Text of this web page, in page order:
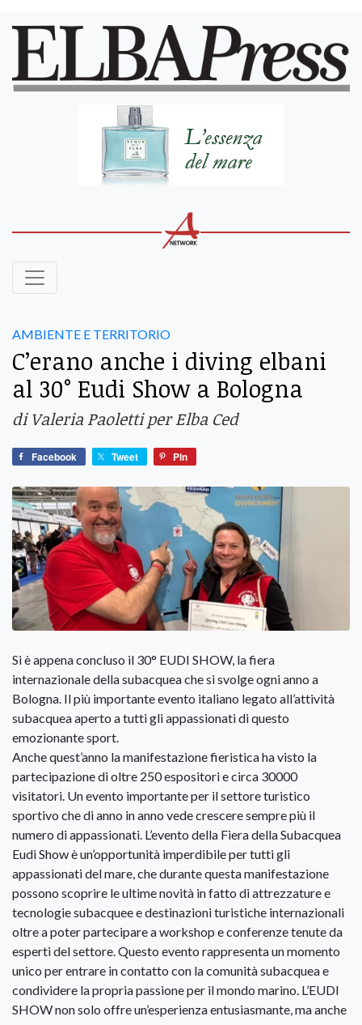
AMBIENTE E TERRITORIO
C’erano anche i diving elbani
al 30° Eudi Show a Bologna
di Valeria Paoletti per Elba Ced
Facebook Tweet Pin
Si è appena concluso il 30° EUDI SHOW, la fiera
internazionale della subacquea che si svolge ogni anno a
Bologna. Il più importante evento italiano legato all’attività
subacquea aperto a tutti gli appassionati di questo
emozionante sport.
Anche quest’anno la manifestazione fieristica ha visto la
partecipazione di oltre 250 espositori e circa 30000
visitatori. Un evento importante per il settore turistico
sportivo che di anno in anno vede crescere sempre più il
numero di appassionati. L’evento della Fiera della Subacquea
Eudi Show è un’opportunità imperdibile per tutti gli
appassionati del mare, che durante questa manifestazione
possono scoprire le ultime novità in fatto di attrezzature e
tecnologie subacquee e destinazioni turistiche internazionali
oltre a poter partecipare a workshop e conferenze tenute da
esperti del settore. Questo evento rappresenta un momento
unico per entrare in contatto con la comunità subacquea e
condividere la propria passione per il mondo marino. L’EUDI
SHOW non solo offre un’esperienza entusiasmante, ma anche